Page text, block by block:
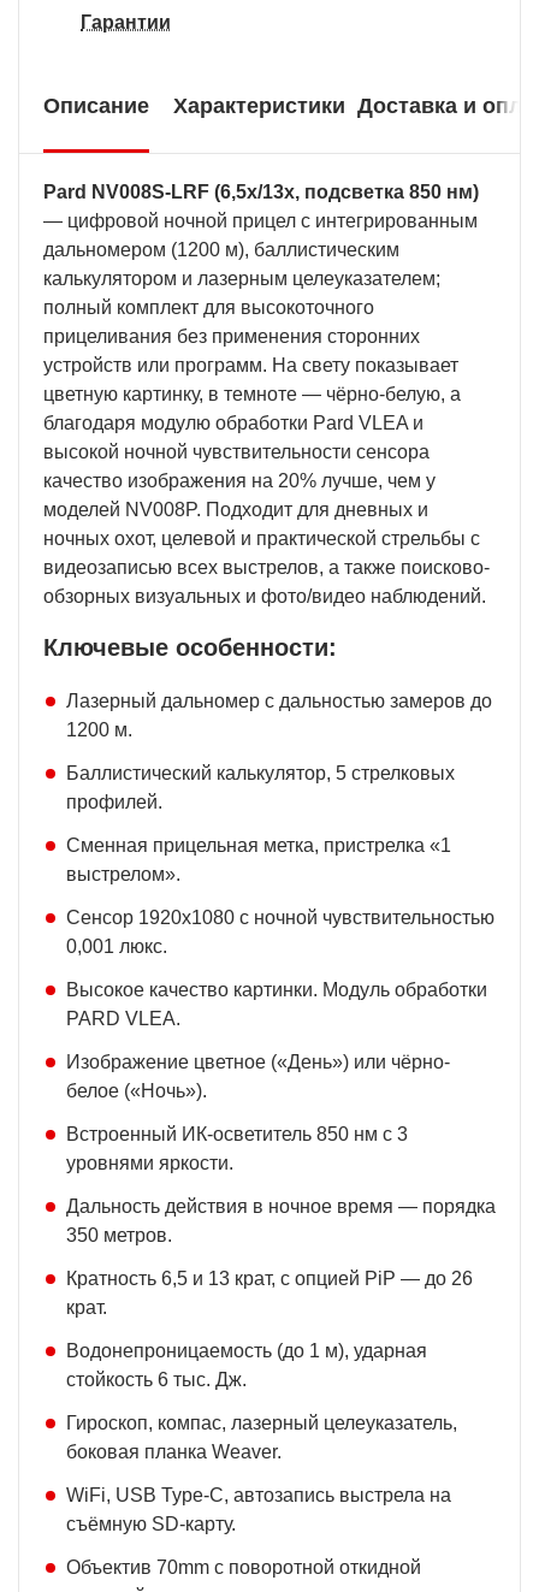
Гарантии
Описание Характеристики Доставка и
Pard NV008S-LRF (6,5x/13x, подсветка 850 нм)
— цифровой ночной прицел с интегрированным
дальномером (1200 м), баллистическим
калькулятором и лазерным целеуказателем;
полный комплект для высокоточного
прицеливания без применения сторонних
устройств или программ. На свету показывает
цветную картинку, в темноте — чёрно-белую, а
благодаря модулю обработки Pard VLEA и
высокой ночной чувствительности сенсора
качество изображения на 20% лучше, чем у
моделей NV008P. Подходит для дневных и
ночных охот, целевой и практической стрельбы с
видеозаписью всех выстрелов, а также поисково-
обзорных визуальных и фото/видео наблюдений.
Ключевые особенности:
Лазерный дальномер с дальностью замеров до
1200 м.
Баллистический калькулятор, 5 стрелковых
профилей.
Сменная прицельная метка, пристрелка «1
выстрелом».
Сенсор 1920x1080 с ночной чувствительностью
0,001 люкс.
Высокое качество картинки. Модуль обработки
PARD VLEA.
Изображение цветное («День») или чёрно-
белое («Ночь»).
Встроенный ИК-осветитель 850 нм с 3
уровнями яркости.
Дальность действия в ночное время — порядка
350 метров.
Кратность 6,5 и 13 крат, с опцией PiP — до 26
крат.
Водонепроницаемость (до 1 м), ударная
стойкость 6 тыс. Дж.
Гироскоп, компас, лазерный целеуказатель,
боковая планка Weaver.
WiFi, USB Type-C, автозапись выстрела на
съёмную SD-карту.
Объектив 70mm с поворотной откидной